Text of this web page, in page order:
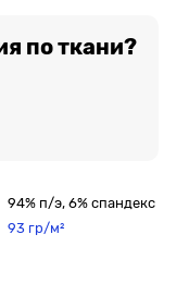
по ткани?
94% п/э, 6% спандекс
93 гр/м²